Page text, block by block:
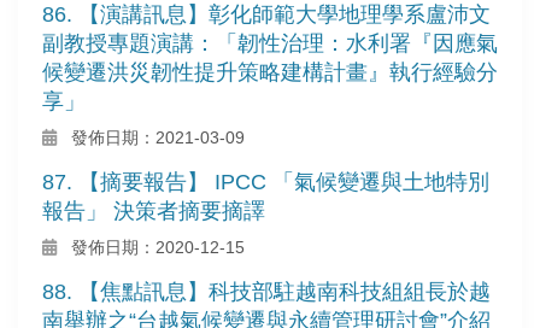
86. 【演講訊息】彰化師範大學地理學系盧沛文
副教授專題演講：「韌性治理：水利署『因應氣
候變遷洪災韌性提升策略建構計畫』執行經驗分
享」
發佈日期：2021-03-09
87. 【摘要報告】 IPCC 「氣候變遷與土地特別
報告」 決策者摘要摘譯
發佈日期：2020-12-15
88. 【焦點訊息】科技部駐越南科技組組長於越
南舉辦之“台越氣候變遷與永續管理研討會”介紹